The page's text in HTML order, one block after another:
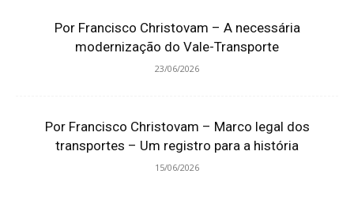
Por Francisco Christovam – A necessária
modernização do Vale-Transporte
23/06/2026
Por Francisco Christovam – Marco legal dos
transportes – Um registro para a história
15/06/2026